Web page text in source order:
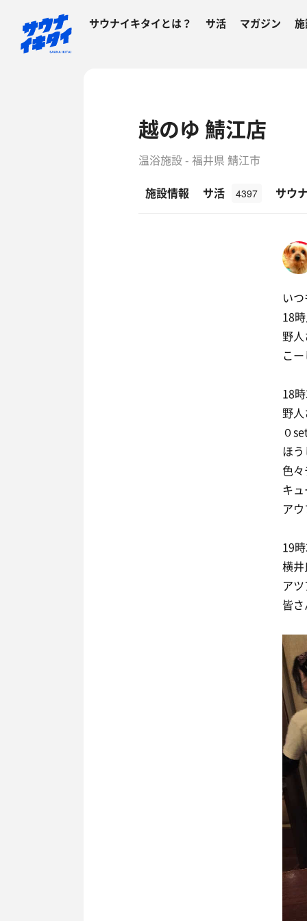
サウナイキタイとは？ サ活 マガジン
越のゆ 鯖江店
温浴施設 - 福井県 鯖江市
施設情報
サ活 4397 サウ
い
18
野
こ
18
野
０
ほ
色
キ
ア
19
横
ア
皆